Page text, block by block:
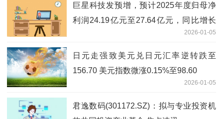
巨星科技发预增，预计2025年度归母净
利润24.19亿元至27.64亿元，同比增长
2026-01-05
日元走强致美元兑日元汇率逆转跌至
156.70 美元指数微涨0.15%至98.60
2026-01-05
君逸数码(301172.SZ)：拟与专业投资机